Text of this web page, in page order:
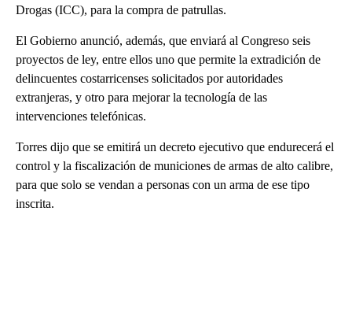
Drogas (ICC), para la compra de patrullas.
El Gobierno anunció, además, que enviará al Congreso seis
proyectos de ley, entre ellos uno que permite la extradición de
delincuentes costarricenses solicitados por autoridades
extranjeras, y otro para mejorar la tecnología de las
intervenciones telefónicas.
Torres dijo que se emitirá un decreto ejecutivo que endurecerá el
control y la fiscalización de municiones de armas de alto calibre,
para que solo se vendan a personas con un arma de ese tipo
inscrita.